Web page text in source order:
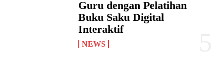
Guru dengan Pelatihan
Buku Saku Digital
Interaktif
NEWS